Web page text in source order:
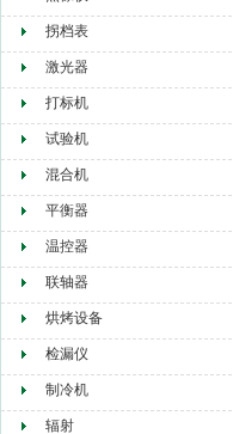
拐档表
激光器
打标机
试验机
混合机
平衡器
温控器
联轴器
烘烤设备
检漏仪
制冷机
辐射